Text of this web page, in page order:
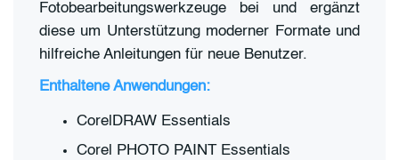
Fotobearbeitungswerkzeuge bei und ergänzt
diese um Unterstützung moderner Formate und
hilfreiche Anleitungen für neue Benutzer.
Enthaltene Anwendungen:
CorelDRAW Essentials
Corel PHOTO PAINT Essentials